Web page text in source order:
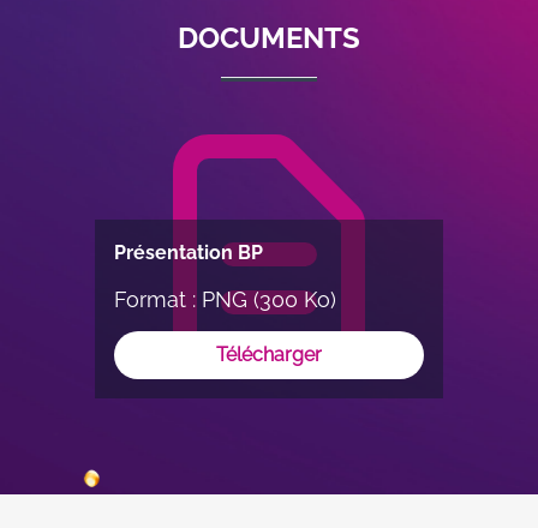
DOCUMENTS
Présentation BP
Format : PNG (300 Ko)
Télécharger